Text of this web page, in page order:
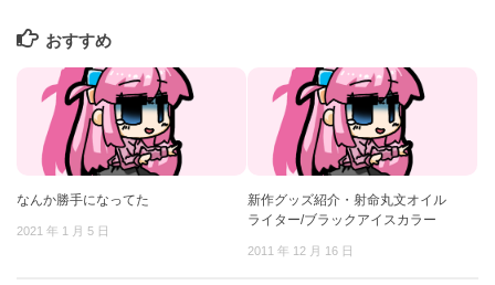
おすすめ
なんか勝手になってた
2021 年 1 月 5 日
新作グッズ紹介・射命丸文オイル
ライター/ブラックアイスカラー
2011 年 12 月 16 日